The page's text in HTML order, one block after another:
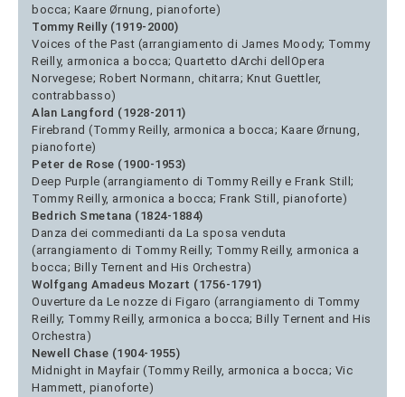
bocca; Kaare Ørnung, pianoforte)
Tommy Reilly (1919-2000)
Voices of the Past (arrangiamento di James Moody; Tommy
Reilly, armonica a bocca; Quartetto dArchi dellOpera
Norvegese; Robert Normann, chitarra; Knut Guettler,
contrabbasso)
Alan Langford (1928-2011)
Firebrand (Tommy Reilly, armonica a bocca; Kaare Ørnung,
pianoforte)
Peter de Rose (1900-1953)
Deep Purple (arrangiamento di Tommy Reilly e Frank Still;
Tommy Reilly, armonica a bocca; Frank Still, pianoforte)
Bedrich Smetana (1824-1884)
Danza dei commedianti da La sposa venduta
(arrangiamento di Tommy Reilly; Tommy Reilly, armonica a
bocca; Billy Ternent and His Orchestra)
Wolfgang Amadeus Mozart (1756-1791)
Ouverture da Le nozze di Figaro (arrangiamento di Tommy
Reilly; Tommy Reilly, armonica a bocca; Billy Ternent and His
Orchestra)
Newell Chase (1904-1955)
Midnight in Mayfair (Tommy Reilly, armonica a bocca; Vic
Hammett, pianoforte)